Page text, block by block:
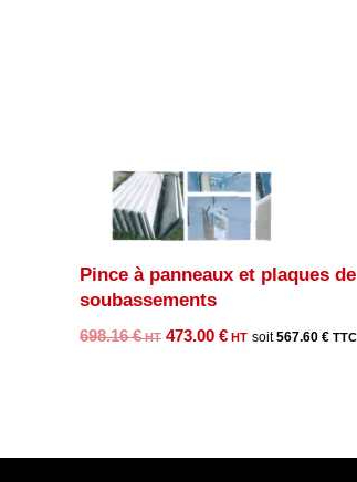
Pince à panneaux et plaques de
soubassements
698.16€
Le
473.00 €
Le
567.60 €